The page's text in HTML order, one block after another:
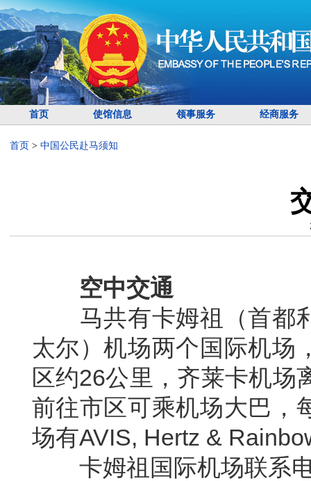
首页 使馆信息 领事服务 经商服务
首页 > 中国公民赴马须知
空中交通
马共有卡姆祖（首都
太尔）机场两个国际机场
区约26公里，齐莱卡机场
前往市区可乘机场大巴，
场有AVIS, Hertz &
卡姆祖国际机场联系